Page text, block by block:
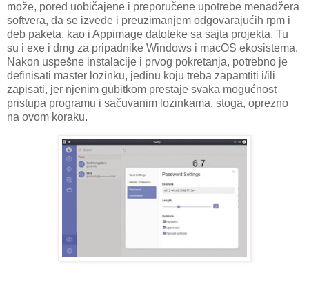
može, pored uobičajene i preporučene upotrebe menadžera
softvera, da se izvede i preuzimanjem odgovarajućih rpm i
deb paketa, kao i Appimage datoteke sa sajta projekta. Tu
su i exe i dmg za pripadnike Windows i macOS ekosistema.
Nakon uspešne instalacije i prvog pokretanja, potrebno je
definisati master lozinku, jedinu koju treba zapamtiti i/ili
zapisati, jer njenim gubitkom prestaje svaka mogućnost
pristupa programu i sačuvanim lozinkama, stoga, oprezno
na ovom koraku.